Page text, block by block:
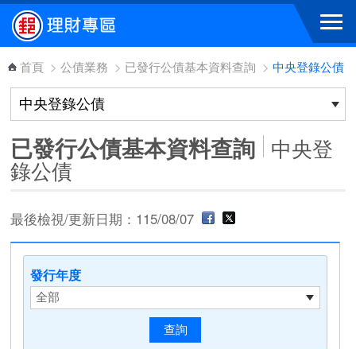
跳到主要內容區塊
首頁 > 公債業務 > 已發行公債基本資料查詢 > 中央登錄公債
已發行公債基本資料查詢 中央登
錄公債
最後檢視/更新日期：115/08/07
發行年度